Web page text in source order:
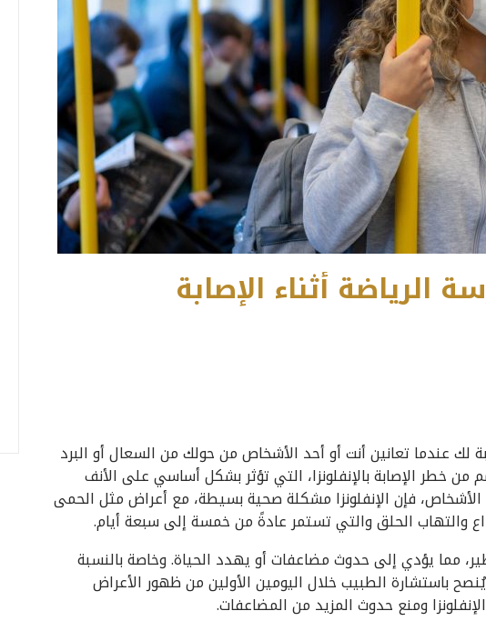
أثناء الإصابة
لك عندما تعانين أنت أو أحد الأشخاص من حولك من السعال أو البرد
من خطر الإصابة بالإنفلونزا، التي تؤثر بشكل أساسي على الأنف
الأشخاص، فإن الإنفلونزا مشكلة صحية بسيطة، مع أعراض مثل الحمى
والتهاب الحلق والتي تستمر عادةً من خمسة إلى سبعة أيام.
مما يؤدي إلى حدوث مضاعفات أو يهدد الحياة. وخاصة بالنسبة
باستشارة الطبيب خلال اليومين الأولين من ظهور الأعراض
ومنع حدوث المزيد من المضاعفات.